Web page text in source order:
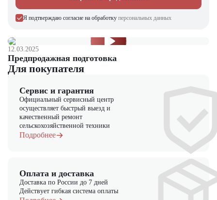
сочетает высокую мощность, долговечность и функциональность,
делая её выгодным вложением для компаний, стремящихся к
оптимизации рабочих процессов.
Экскаватор-погрузчик Bull HD100можно купить в компании
«ЦТО». Мы являемся официальным дилером и предлагаем новые
модели техники. На нашем сайте представлен широкий выбор
спецтехники, вилочной и малой складской техники, навесного
оборудования и оригинальных запчастей.
Я подтверждаю согласие на обработку персональных данных
12.03.2025
Предпродажная подготовка
Для покупателя
Сервис и гарантия
Официальный сервисный центр
осуществляет быстрый выезд и
качественный ремонт
сельскохозяйственной техники
Подробнее
Оплата и доставка
Доставка по России до 7 дней
Действует гибкая система оплаты